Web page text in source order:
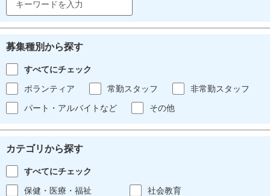
募集種別から探す
すべてにチェック
ボランティア
常勤スタッフ
非常勤スタッフ
パート・アルバイトなど
その他
カテゴリから探す
すべてにチェック
保健・医療・福祉
社会教育